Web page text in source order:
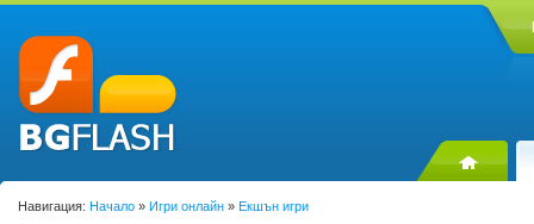
Навигация: Начало » Игри онлайн » Екшън игри